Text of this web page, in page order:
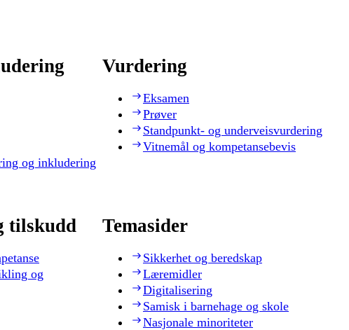
og inkludering
Vurdering
Eksamen
Prøver
Standpunkt- og underveisvurdering
Vitnemål og kompetansebevis
tilskudd
og
Temasider
Sikkerhet og beredskap
Læremidler
Digitalisering
Samisk i barnehage og skole
Nasjonale minoriteter